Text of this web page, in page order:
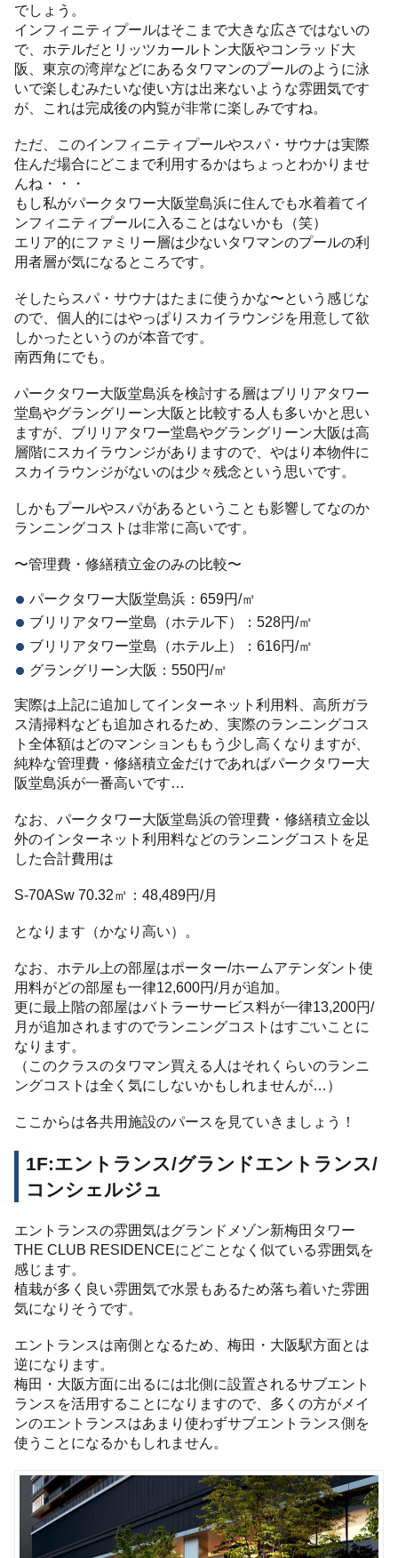
でしょう。
インフィニティプールはそこまで大きな広さではないの
で、ホテルだとリッツカールトン大阪やコンラッド大
阪、東京の湾岸などにあるタワマンのプールのように泳
いで楽しむみたいな使い方は出来ないような雰囲気です
が、これは完成後の内覧が非常に楽しみですね。
ただ、このインフィニティプールやスパ・サウナは実際
住んだ場合にどこまで利用するかはちょっとわかりませ
んね・・・
もし私がパークタワー大阪堂島浜に住んでも水着着てイ
ンフィニティプールに入ることはないかも（笑）
エリア的にファミリー層は少ないタワマンのプールの利
用者層が気になるところです。
そしたらスパ・サウナはたまに使うかな〜という感じな
ので、個人的にはやっぱりスカイラウンジを用意して欲
しかったというのが本音です。
南西角にでも。
パークタワー大阪堂島浜を検討する層はブリリアタワー
堂島やグラングリーン大阪と比較する人も多いかと思い
ますが、ブリリアタワー堂島やグラングリーン大阪は高
層階にスカイラウンジがありますので、やはり本物件に
スカイラウンジがないのは少々残念という思いです。
しかもプールやスパがあるということも影響してなのか
ランニングコストは非常に高いです。
〜管理費・修繕積立金のみの比較〜
パークタワー大阪堂島浜：659円/㎡
ブリリアタワー堂島（ホテル下）：528円/㎡
ブリリアタワー堂島（ホテル上）：616円/㎡
グラングリーン大阪：550円/㎡
実際は上記に追加してインターネット利用料、高所ガラ
ス清掃料なども追加されるため、実際のランニングコス
ト全体額はどのマンションももう少し高くなりますが、
純粋な管理費・修繕積立金だけであればパークタワー大
阪堂島浜が一番高いです…
なお、パークタワー大阪堂島浜の管理費・修繕積立金以
外のインターネット利用料などのランニングコストを足
した合計費用は
S-70ASw 70.32㎡：48,489円/月
となります（かなり高い）。
なお、ホテル上の部屋はポーター/ホームアテンダント使
用料がどの部屋も一律12,600円/月が追加。
更に最上階の部屋はバトラーサービス料が一律13,200円/
月が追加されますのでランニングコストはすごいことに
なります。
（このクラスのタワマン買える人はそれくらいのランニ
ングコストは全く気にしないかもしれませんが…）
ここからは各共用施設のパースを見ていきましょう！
1F:エントランス/グランドエントランス/
コンシェルジュ
エントランスの雰囲気はグランドメゾン新梅田タワー
THE CLUB RESIDENCEにどことなく似ている雰囲気を
感じます。
植栽が多く良い雰囲気で水景もあるため落ち着いた雰囲
気になりそうです。
エントランスは南側となるため、梅田・大阪駅方面とは
逆になります。
梅田・大阪方面に出るには北側に設置されるサブエント
ランスを活用することになりますので、多くの方がメイ
ンのエントランスはあまり使わずサブエントランス側を
使うことになるかもしれません。